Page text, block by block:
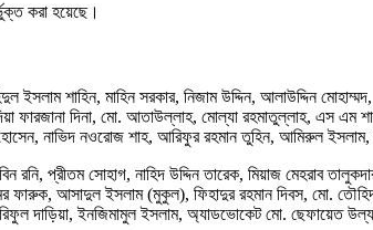
করা হয়েছে।
ইসলাম শাহিন, মাহিন সরকার, নিজাম উদ্দিন, আলাউদ্দিন
ফারজানা দিনা, মো. আতাউল্লাহ, মোল্যা রহমাতুল্লাহ, এস
হোসেন, নাভিদ নওরোজ শাহ, আরিফুর রহমান তুহিন, আমিরুল
রনি, প্রীতম সোহাগ, নাহিদ উদ্দিন তারেক, মিয়াজ মেহরাব
ফারুক, আসাদুল ইসলাম (মুকুল), ফিহাদুর রহমান দিবস, মো.
দাড়িয়া, ইনজিমামুল ইসলাম, অ্যাডভোকেট মো. ছেফায়েত